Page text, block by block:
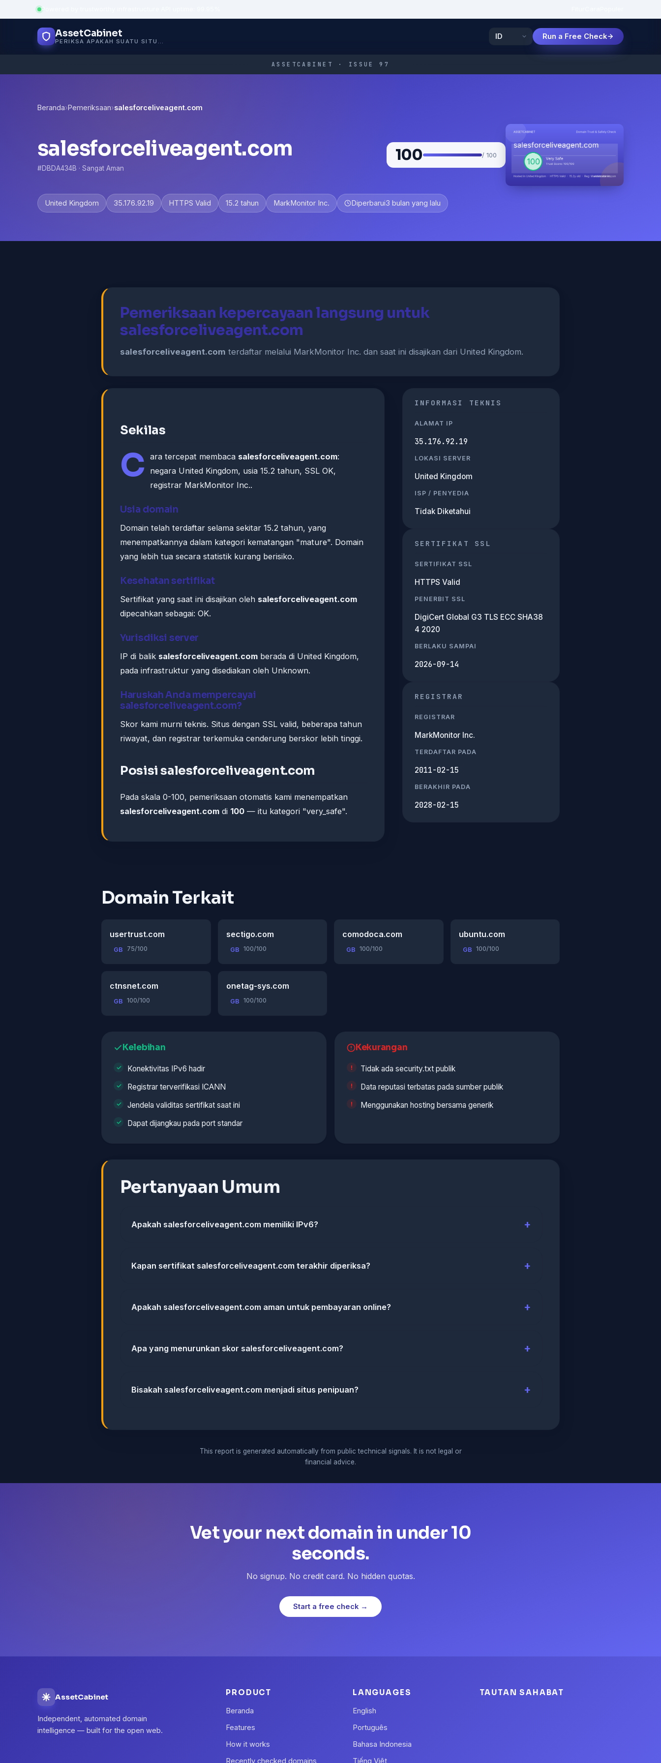
Powered by trustworthy infrastructure
AssetCabinet
PERIKSA APAKAH SUATU SITUS AMAN
Run a Free Check
ASSETCABINET · ISSUE 97
Beranda›Pemeriksaan›salesforceliveagent.com
salesforceliveagent.com
#DBDA434B · Sangat Aman
100 / 100
United Kingdom 35.176.92.19 HTTPS Valid 15.2 tahun MarkMonitor Inc. Diperbarui3 bulan yang lalu
Pemeriksaan kepercayaan langsung untuk
salesforceliveagent.com
salesforceliveagent.com terdaftar melalui MarkMonitor Inc. dan saat ini disajikan dari United Kingdom.
Sekilas
C ara tercepat membaca salesforceliveagent.com:
negara United Kingdom, usia 15.2 tahun, SSL OK,
registrar MarkMonitor Inc..
Usia domain
Domain telah terdaftar selama sekitar 15.2 tahun, yang
menempatkannya dalam kategori kematangan "mature". Domain
yang lebih tua secara statistik kurang berisiko.
Kesehatan sertifikat
Sertifikat yang saat ini disajikan oleh salesforceliveagent.com
dipecahkan sebagai: OK.
Yurisdiksi server
IP di balik salesforceliveagent.com berada di United Kingdom,
pada infrastruktur yang disediakan oleh Unknown.
Haruskah Anda mempercayai
salesforceliveagent.com?
Skor kami murni teknis. Situs dengan SSL valid, beberapa tahun
riwayat, dan registrar terkemuka cenderung berskor lebih tinggi.
Posisi salesforceliveagent.com
Pada skala 0-100, pemeriksaan otomatis kami menempatkan
salesforceliveagent.com di 100 — itu kategori "very_safe".
INFORMASI TEKNIS
ALAMAT IP
35.176.92.19
LOKASI SERVER
United Kingdom
ISP / PENYEDIA
Tidak Diketahui
SERTIFIKAT SSL
SERTIFIKAT SSL
HTTPS Valid
PENERBIT SSL
DigiCert Global G3 TLS ECC SHA38
4 2020
BERLAKU SAMPAI
2026-09-14
REGISTRAR
REGISTRAR
MarkMonitor Inc.
TERDAFTAR PADA
2011-02-15
BERAKHIR PADA
2028-02-15
Domain Terkait
usertrust.com
GB 75/100
sectigo.com
GB 100/100
comodoca.com
GB 100/100
ubuntu.com
GB 100/100
ctnsnet.com
GB 100/100
onetag-sys.com
GB 100/100
Kelebihan
Konektivitas IPv6 hadir
Registrar terverifikasi ICANN
Jendela validitas sertifikat saat ini
Dapat dijangkau pada port standar
Kekurangan
Tidak ada security.txt publik
Data reputasi terbatas pada sumber publik
Menggunakan hosting bersama generik
Pertanyaan Umum
Apakah salesforceliveagent.com memiliki IPv6?
Kapan sertifikat salesforceliveagent.com terakhir diperiksa?
Apakah salesforceliveagent.com aman untuk pembayaran online?
Apa yang menurunkan skor salesforceliveagent.com?
Bisakah salesforceliveagent.com menjadi situs penipuan?
This report is generated automatically from public technical signals. It is not legal or
financial advice.
Vet your next domain in under 10
seconds.
No signup. No credit card. No hidden quotas.
Start a free check →
AssetCabinet
Independent, automated domain
intelligence — built for the open web.
PRODUCT
Beranda
Features
How it works
Recently checked domains
LANGUAGES
English
Português
Bahasa Indonesia
Tiếng Việt
TAUTAN SAHABAT